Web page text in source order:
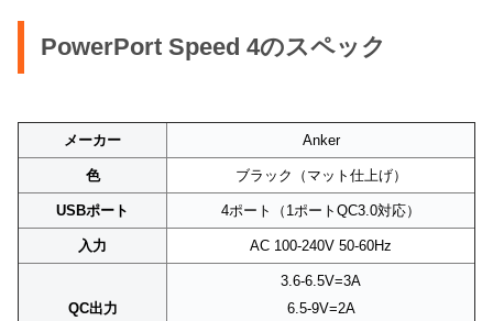
PowerPort Speed 4のスペック
メーカー Anker
色 ブラック（マット仕上げ）
USBポート 4ポート（1ポートQC3.0対応）
入力 AC 100-240V 50-60Hz
QC出力
3.6-6.5V=3A
6.5-9V=2A